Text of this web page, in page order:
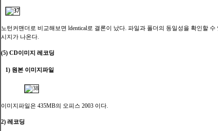
노턴커맨더로 비교해보면 ldentical로 결론이 났다. 파일과 폴더의 동일성을 확인할
시지가 나온다.
(5) CD이미지 레코딩
1) 원본 이미지파일
이미지파일은 435MB의 오피스 2003 이다.
2) 레코딩